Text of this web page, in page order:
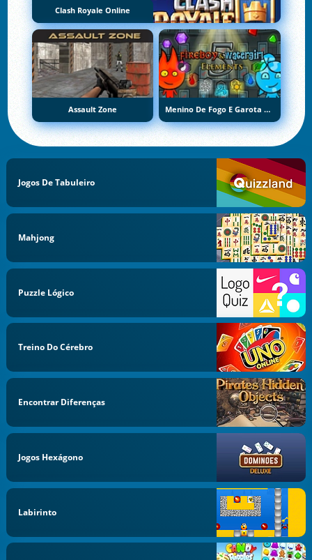
Clash Royale Online
Assault Zone Menino De Fogo E Garota De Água 5: Elementos
Jogos De Tabuleiro
Mahjong
Puzzle Lógico
Treino Do Cérebro
Encontrar Diferenças
Jogos Hexágono
Labirinto